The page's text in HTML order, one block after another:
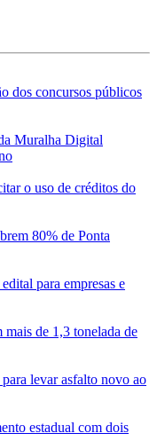
dos concursos públicos
Muralha Digital
o uso de créditos do
80% de Ponta
para empresas e
mais de 1,3 tonelada de
levar asfalto novo ao
estadual com dois